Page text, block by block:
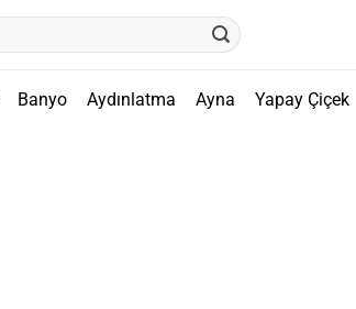
Banyo Aydınlatma Ayna Yapay Çiçek